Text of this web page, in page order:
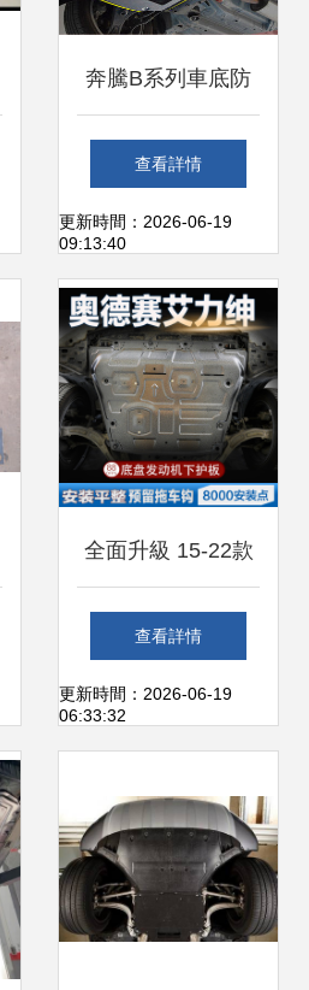
奔騰B系列車底防
護 德飾爵鈦合金發
動機下護板深度評
測
查看詳情
更新時間：2026-06-19
09:13:40
全面升級 15-22款
本田奧德賽/艾力紳
混動版底盤發動機
查看詳情
更新時間：2026-06-19
06:33:32